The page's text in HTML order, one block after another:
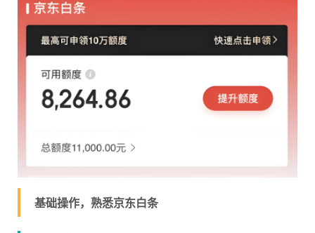
基础操作，熟悉京东白条